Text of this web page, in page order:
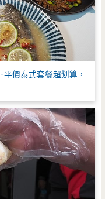
價泰式套餐超划算，